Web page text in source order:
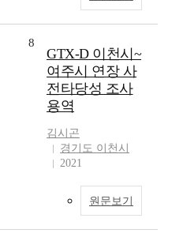
8
GTX-D 이천시~
여주시 연장 사
전타당성 조사
용역
김시곤
경기도 이천시
2021
원문보기